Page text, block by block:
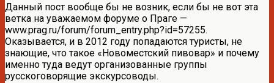
Данный пост вообще бы не возник, если бы не вот эта
ветка на уважаемом форуме о Праге —
www.prag.ru/forum/forum_entry.php?id=57255.
Оказывается, и в 2012 году попадаются туристы, не
знающие, что такое «Новоместский пивовар» и почему
именно туда ведут организованные группы
русскоговорящие экскурсоводы.